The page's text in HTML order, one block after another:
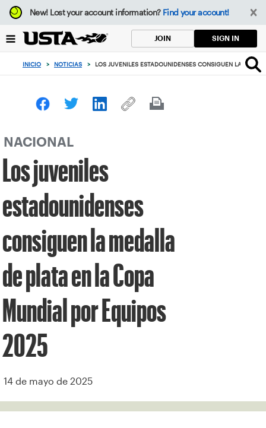
Enfoque
desde
botón
volver
principio
New!Lost your account information? Find your account!
JOIN SIGN IN
INICIO > NOTICIAS > LOS JUVENILES ESTADOUNIDENSES CONSIGUEN LA
NACIONAL
Los juveniles
estadounidenses
consiguen la medalla
de plata en la Copa
Mundial por Equipos
2025
14 de mayo de 2025